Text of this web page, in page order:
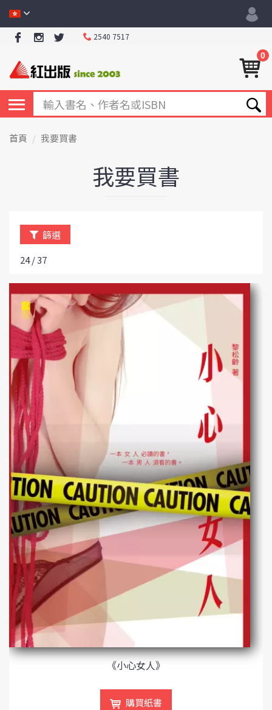
2540 7517
0
首頁 我要買書
我要買書
篩選
24 / 37
《小心女人》
購買紙書